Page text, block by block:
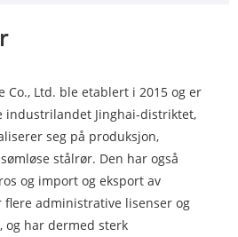
Co., Ltd. ble etablert i 2015 og er
Jinghai-distriktet,
seg på produksjon,
stålrør. Den har også
og import og eksport av
administrative lisenser og
og har dermed sterk